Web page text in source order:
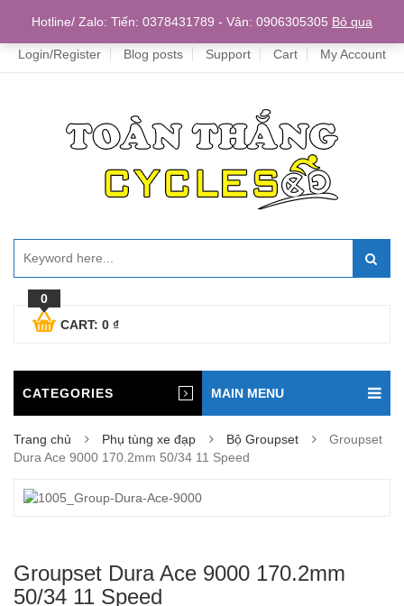
Home
Login/Register Blog posts Support Cart My Account
0
CART: 0 ₫
CATEGORIES MAIN MENU
Trang chủ Phụ tùng xe đạp Bộ Groupset
Groupset
Dura Ace 9000 170.2mm 50/34 11 Speed
Groupset Dura Ace 9000 170.2mm
50/34 11 Speed
Hotline/ Zalo: Tiến: 0378431789 - Vân: 0906305305 Bỏ qua